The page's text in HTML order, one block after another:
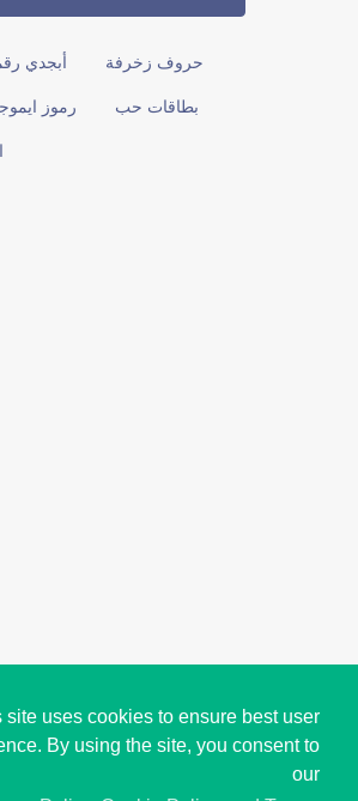
site uses cookies to ensure best user
By using the site, you consent to
our
أبجدي حروف زخرفة
رموز بطاقات حب